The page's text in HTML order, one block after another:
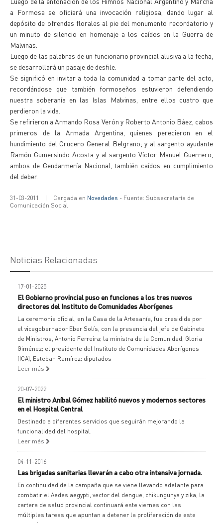
a Formosa se oficiará una invocación religiosa, dando lugar al
depósito de ofrendas florales al pie del monumento recordatorio y
un minuto de silencio en homenaje a los caídos en la Guerra de
Malvinas.
Luego de las palabras de un funcionario provincial alusiva a la fecha,
se desarrollará un pasaje de desfile.
Se significó en invitar a toda la comunidad a tomar parte del acto,
recordándose que también formoseños estuvieron defendiendo
nuestra soberanía en las Islas Malvinas, entre ellos cuatro que
perdieron la vida.
Se refirieron a Armando Rosa Verón y Roberto Antonio Báez, cabos
primeros de la Armada Argentina, quienes perecieron en el
hundimiento del Crucero General Belgrano; y al sargento ayudante
Ramón Gumersindo Acosta y al sargento Víctor Manuel Guerrero,
ambos de Gendarmería Nacional, también caídos en cumplimiento
del deber.
31-03-2011 | Cargada en Novedades - Fuente: Subsecretaría de
Comunicación Social
Noticias Relacionadas
17-01-2025
El Gobierno provincial puso en funciones a los tres nuevos
directores del Instituto de Comunidades Aborígenes
La ceremonia oficial, en la Casa de la Artesanía, fue presidida por
el vicegobernador Eber Solís, con la presencia del jefe de Gabinete
de Ministros, Antonio Ferreira; la ministra de la Comunidad, Gloria
Giménez; el presidente del Instituto de Comunidades Aborígenes
(ICA), Esteban Ramírez; diputados
Leer más
20-07-2022
El ministro Aníbal Gómez habilitó nuevos y modernos sectores
en el Hospital Central
Destinado a diferentes servicios que seguirán mejorando la
funcionalidad del hospital.
Leer más
04-11-2016
Las brigadas sanitarias llevarán a cabo otra intensiva jornada.
En continuidad de la campaña que se viene llevando adelante para
combatir el Aedes aegypti, vector del dengue, chikungunya y zika, la
cartera de salud provincial continuará este viernes con las
múltiples tareas que apuntan a detener la proliferación de este